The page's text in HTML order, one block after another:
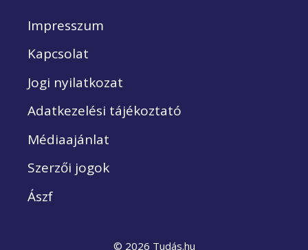
Impresszum
Kapcsolat
Jogi nyilatkozat
Adatkezelési tájékoztató
Médiaajánlat
Szerzői jogok
Ászf
© 2026 Tudás.hu